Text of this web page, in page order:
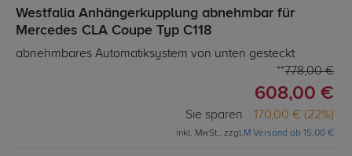
Westfalia Anhängerkupplung abnehmbar für
Mercedes CLA Coupe Typ C118
abnehmbares Automatiksystem von unten gesteckt
778,00 €
608,00 €
Sie sparen 170,00 € (22%)
inkl. MwSt., zzgl.M Versand ab 15,00 €